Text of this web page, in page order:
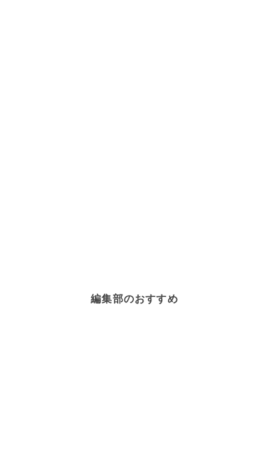
編集部のおすすめ